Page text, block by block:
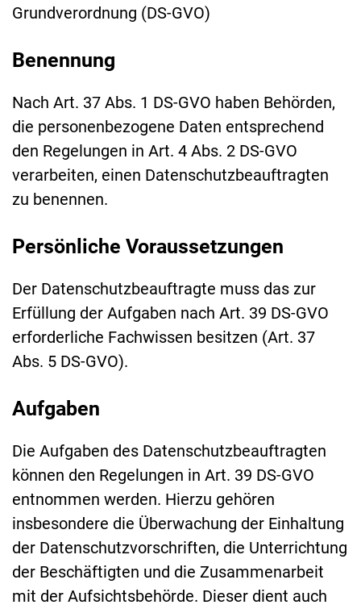
Grundverordnung (DS-GVO)
Benennung
Nach Art. 37 Abs. 1 DS-GVO haben Behörden,
die personenbezogene Daten entsprechend
den Regelungen in Art. 4 Abs. 2 DS-GVO
verarbeiten, einen Datenschutzbeauftragten
zu benennen.
Persönliche Voraussetzungen
Der Datenschutzbeauftragte muss das zur
Erfüllung der Aufgaben nach Art. 39 DS-GVO
erforderliche Fachwissen besitzen (Art. 37
Abs. 5 DS-GVO).
Aufgaben
Die Aufgaben des Datenschutzbeauftragten
können den Regelungen in Art. 39 DS-GVO
entnommen werden. Hierzu gehören
insbesondere die Überwachung der Einhaltung
der Datenschutzvorschriften, die Unterrichtung
der Beschäftigten und die Zusammenarbeit
mit der Aufsichtsbehörde. Dieser dient auch